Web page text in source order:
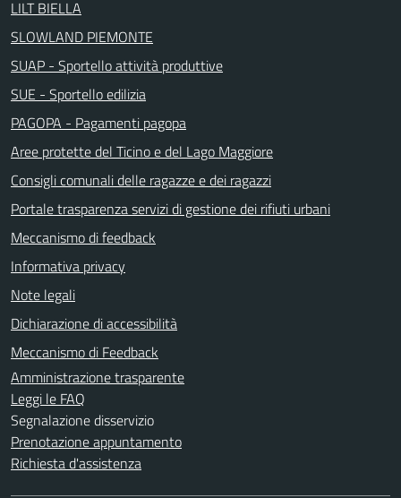
LILT BIELLA
SLOWLAND PIEMONTE
SUAP - Sportello attività produttive
SUE - Sportello edilizia
PAGOPA - Pagamenti pagopa
Aree protette del Ticino e del Lago Maggiore
Consigli comunali delle ragazze e dei ragazzi
Portale trasparenza servizi di gestione dei rifiuti urbani
Meccanismo di feedback
Informativa privacy
Note legali
Dichiarazione di accessibilità
Meccanismo di Feedback
Amministrazione trasparente
Leggi le FAQ
Segnalazione disservizio
Prenotazione appuntamento
Richiesta d'assistenza